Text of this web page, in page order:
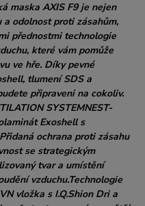
maska AXIS F9 je nejen
odolnost proti zásahům,
přednostmi technologie
které vám pomůže
ve hře. Díky pevné
tlumení SDS a
připraveni na cokoliv.
SYSTEMNEST-
Exoshell s
ochrana proti zásahu
se strategickým
tvar a umístění
vzduchu.Technologie
vložka s I.Q.Shion Dri a